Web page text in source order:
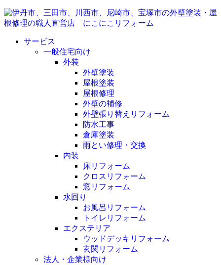
サービス
一般住宅向け
外装
外壁塗装
屋根塗装
屋根修理
外壁の補修
外壁張り替えリフォーム
防水工事
倉庫塗装
雨とい修理・交換
内装
床リフォーム
クロスリフォーム
窓リフォーム
水回り
お風呂リフォーム
トイレリフォーム
エクステリア
ウッドデッキリフォーム
玄関リフォーム
法人・企業様向け